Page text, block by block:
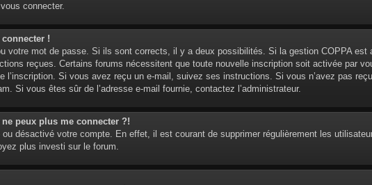
connecter.
!
votre mot de passe. Si ils sont corrects, il y a deux possibilités. Si la gestion COPPA
reçues. Certains forums nécessitent que toute nouvelle inscription soit activée par
l’inscription. Si vous avez reçu un e-mail, suivez ses instructions. Si vous n’avez pas
Si vous êtes sûr de l’adresse e-mail fournie, contactez l’administrateur.
peux plus me connecter ?!
ou désactivé votre compte. En effet, il est courant de supprimer régulièrement les
plus investi sur le forum.